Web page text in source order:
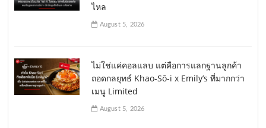
ไหล
August 5, 2026
ไม่ใช่แค่คอลแลบ แต่คือการแลกฐานลูกค้า
ถอดกลยุทธ์ Khao-Sō-i x Emily’s ที่มากกว่า
เมนู Limited
August 5, 2026